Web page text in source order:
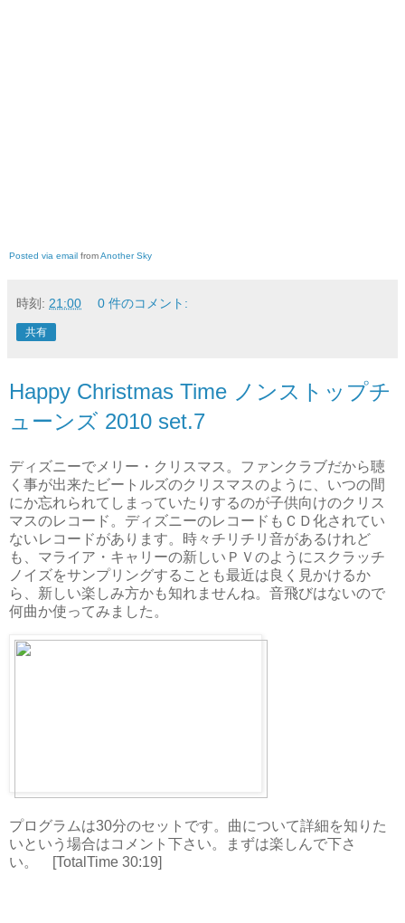
Posted via email fromAnother Sky
時刻: 21:00 0 件のコメント:
共有
Happy Christmas Time ノンストップチ
ューンズ 2010 set.7
ディズニーでメリー・クリスマス。ファンクラブだから聴
く事が出来たビートルズのクリスマスのように、いつの間
にか忘れられてしまっていたりするのが子供向けのクリス
マスのレコード。ディズニーのレコードもＣＤ化されてい
ないレコードがあります。時々チリチリ音があるけれど
も、マライア・キャリーの新しいＰＶのようにスクラッチ
ノイズをサンプリングすることも最近は良く見かけるか
ら、新しい楽しみ方かも知れませんね。音飛びはないので
何曲か使ってみました。
プログラムは30分のセットです。曲について詳細を知りた
いという場合はコメント下さい。まずは楽しんで下さ
い。 [TotalTime 30:19]